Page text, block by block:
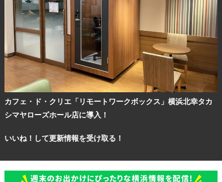
カフェ・ド・クリエ「リモートワークボックス」横浜北幸タカ
シマヤローズホール店に導入！
いいね！して更新情報を受け取る！